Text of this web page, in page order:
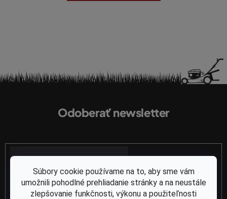
Súbory cookie používame na to, aby sme vám
umožnili pohodlné prehliadanie stránky a na neustále
zlepšovanie funkčnosti, výkonu a použiteľnosti
t
Odoberať newsletter
PRIHLÁSIŤ SA